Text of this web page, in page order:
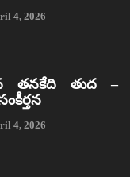
4, 2026
తనకేది తుద –
4, 2026